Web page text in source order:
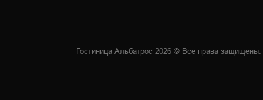
Гостиница Альбатрос 2026 © Все права защищены.